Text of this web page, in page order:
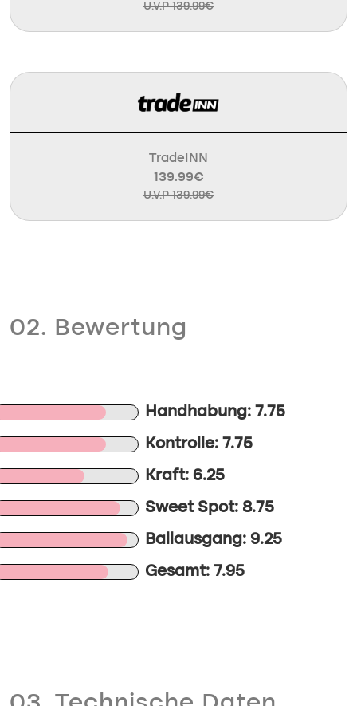
U.V.P 139.99€
TradeINN
139.99€
U.V.P 139.99€
02. Bewertung
Handhabung: 7.75
Kontrolle: 7.75
Kraft: 6.25
Sweet Spot: 8.75
Ballausgang: 9.25
Gesamt: 7.95